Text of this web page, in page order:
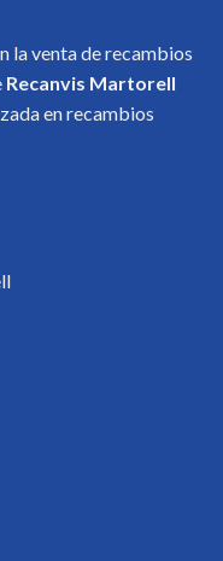
la venta de recambios
Recanvis Martorell
en recambios